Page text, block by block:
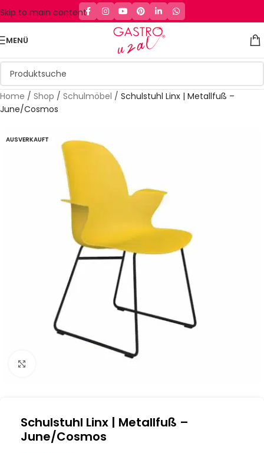
Skip to main content
MENÜ
Home / Shop / Schulmöbel / Schulstuhl Linx | Metallfuß –
June/Cosmos
AUSVERKAUFT
Schulstuhl Linx | Metallfuß –
June/Cosmos